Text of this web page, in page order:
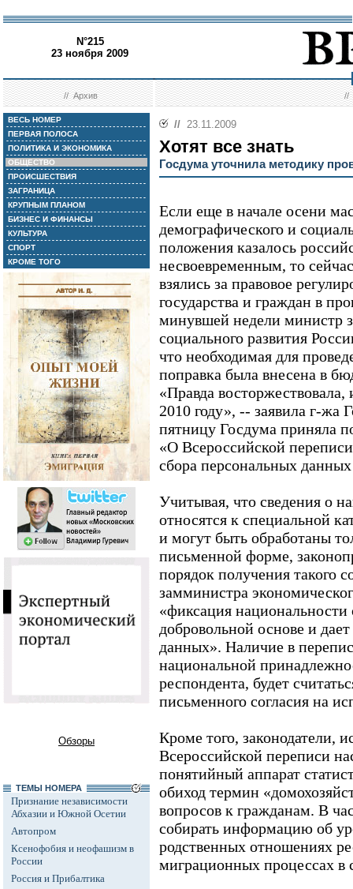
N°215
23 ноября 2009
//Архив //
ВЕСЬ НОМЕР
ПЕРВАЯ ПОЛОСА
ПОЛИТИКА И ЭКОНОМИКА
ОБЩЕСТВО
ПРОИСШЕСТВИЯ
ЗАГРАНИЦА
КРУПНЫМ ПЛАНОМ
БИЗНЕС И ФИНАНСЫ
КУЛЬТУРА
СПОРТ
КРОМЕ ТОГО
Обзоры
ТЕМЫ НОМЕРА
Признание независимости
Абхазии и Южной Осетии
Автопром
Ксенофобия и неофашизм в
России
Россия и Прибалтика
// 23.11.2009
Хотят все знать
Госдума уточнила методику
Если еще в начале осени
демографического и
положения казалось
несвоевременным, то
взялись за правовое
государства и граждан в
минувшей недели министр
социального развития
что необходимая для
поправка была внесена в
«Правда восторжествовала,
2010 году», -- заявила г-жа
пятницу Госдума приняла
«О Всероссийской
сбора персональных
Учитывая, что сведения о
относятся к специальной
и могут быть обработаны
письменной форме,
порядок получения такого
замминистра
«фиксация национальности
добровольной основе и
данных». Наличие в
национальной
респондента, будет
письменного согласия на
Кроме того, законодатели,
Всероссийской переписи
понятийный аппарат
обиход термин
вопросов к гражданам. В
собирать информацию об
родственных отношениях
миграционных процессах в